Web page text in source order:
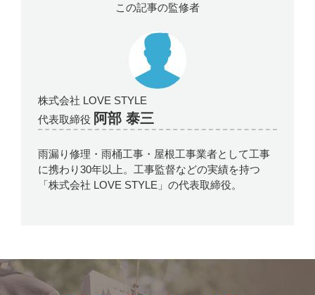
この記事の監修者
株式会社 LOVE STYLE
代表取締役 阿部 泰三
雨漏り修理・雨桶工事・屋根工事業者として工事
に携わり30年以上。工事監督などの実績を持つ
「株式会社 LOVE STYLE」の代表取締役。